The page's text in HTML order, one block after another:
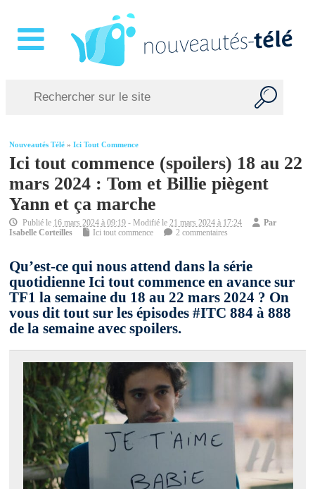
Nouveautés Télé »Ici Tout Commence
Ici tout commence (spoilers) 18 au 22
mars 2024 : Tom et Billie piègent
Yann et ça marche
Publié le 16 mars 2024 à 09:19 - Modifié le21 mars 2024 à 17:24
Par
Isabelle Corteilles
Ici tout commence 2 commentaires
Qu’est-ce qui nous attend dans la série
quotidienne Ici tout commence en avance sur
TF1 la semaine du 18 au 22 mars 2024 ? On
vous dit tout sur les épisodes #ITC 884 à 888
de la semaine avec spoilers.